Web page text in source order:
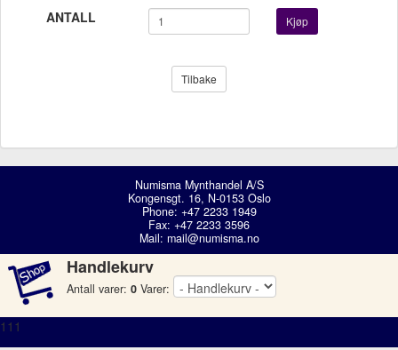
ANTALL
Kjøp
Tilbake
Numisma Mynthandel A/S
Kongensgt. 16, N-0153 Oslo
Phone: +47 2233 1949
Fax: +47 2233 3596
Mail: mail@numisma.no
Handlekurv
Antall varer: 0 Varer:
111